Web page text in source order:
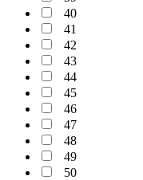
40
41
42
43
44
45
46
47
48
49
50